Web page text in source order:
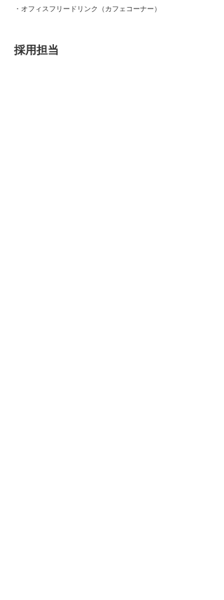
・オフィスフリードリンク（カフェコーナー）
採用担当